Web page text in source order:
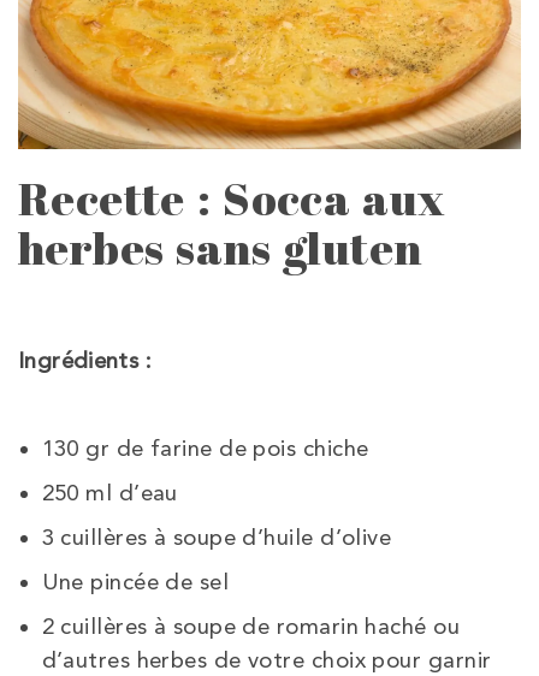
Recette : Socca aux
herbes sans gluten
Ingrédients :
130 gr de farine de pois chiche
250 ml d’eau
3 cuillères à soupe d’huile d’olive
Une pincée de sel
2 cuillères à soupe de romarin haché ou
d’autres herbes de votre choix pour garnir